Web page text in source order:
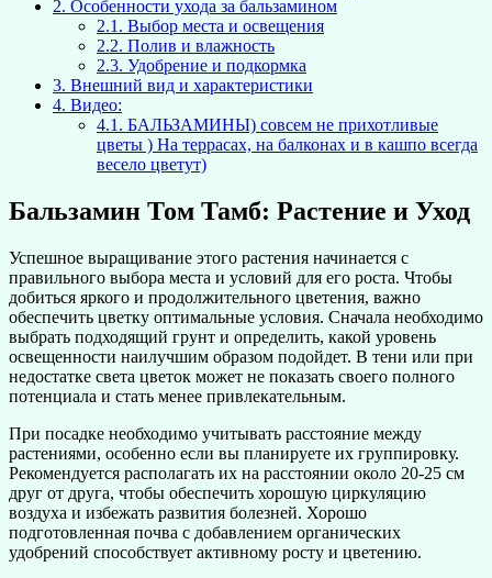
2. Особенности ухода за бальзамином
2.1. Выбор места и освещения
2.2. Полив и влажность
2.3. Удобрение и подкормка
3. Внешний вид и характеристики
4. Видео:
4.1. БАЛЬЗАМИНЫ) совсем не прихотливые
цветы ) На террасах, на балконах и в кашпо всегда
весело цветут)
Бальзамин Том Тамб: Растение и Уход
Успешное выращивание этого растения начинается с
правильного выбора места и условий для его роста. Чтобы
добиться яркого и продолжительного цветения, важно
обеспечить цветку оптимальные условия. Сначала необходимо
выбрать подходящий грунт и определить, какой уровень
освещенности наилучшим образом подойдет. В тени или при
недостатке света цветок может не показать своего полного
потенциала и стать менее привлекательным.
При посадке необходимо учитывать расстояние между
растениями, особенно если вы планируете их группировку.
Рекомендуется располагать их на расстоянии около 20-25 см
друг от друга, чтобы обеспечить хорошую циркуляцию
воздуха и избежать развития болезней. Хорошо
подготовленная почва с добавлением органических
удобрений способствует активному росту и цветению.